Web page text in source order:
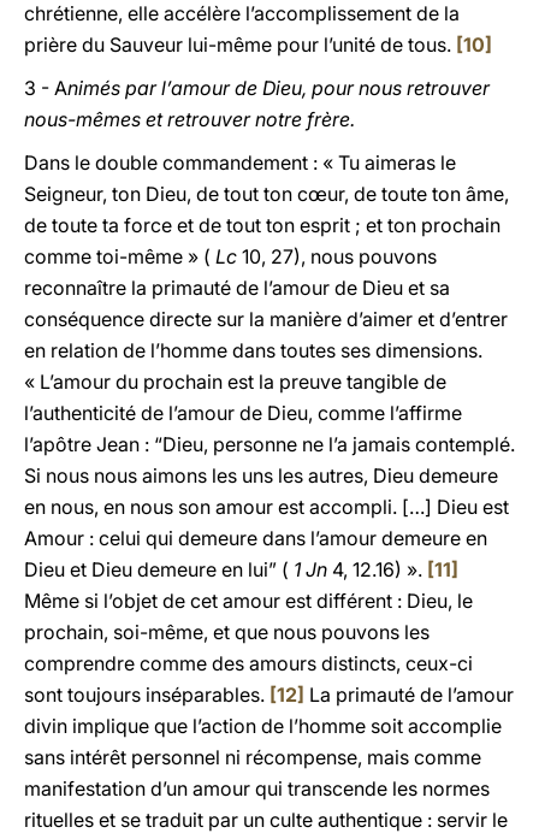
chrétienne, elle accélère l’accomplissement de la
prière du Sauveur lui-même pour l’unité de tous. [10]
3 - Animés par l’amour de Dieu, pour nous retrouver
nous-mêmes et retrouver notre frère.
Dans le double commandement : « Tu aimeras le
Seigneur, ton Dieu, de tout ton cœur, de toute ton âme,
de toute ta force et de tout ton esprit ; et ton prochain
comme toi-même » ( Lc 10, 27), nous pouvons
reconnaître la primauté de l’amour de Dieu et sa
conséquence directe sur la manière d’aimer et d’entrer
en relation de l’homme dans toutes ses dimensions.
« L’amour du prochain est la preuve tangible de
l’authenticité de l’amour de Dieu, comme l’affirme
l’apôtre Jean : “Dieu, personne ne l’a jamais contemplé.
Si nous nous aimons les uns les autres, Dieu demeure
en nous, en nous son amour est accompli. […] Dieu est
Amour : celui qui demeure dans l’amour demeure en
Dieu et Dieu demeure en lui” ( 1 Jn 4, 12.16) ». [11]
Même si l’objet de cet amour est différent : Dieu, le
prochain, soi-même, et que nous pouvons les
comprendre comme des amours distincts, ceux-ci
sont toujours inséparables. [12] La primauté de l’amour
divin implique que l’action de l’homme soit accomplie
sans intérêt personnel ni récompense, mais comme
manifestation d’un amour qui transcende les normes
rituelles et se traduit par un culte authentique : servir le